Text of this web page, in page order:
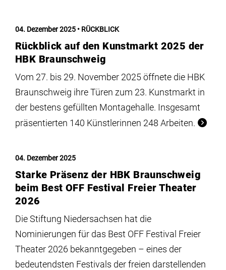
04. Dezember 2025 RÜCKBLICK
Rückblick auf den Kunstmarkt 2025 der
HBK Braunschweig
Vom 27. bis 29. November 2025 öffnete die HBK
Braunschweig ihre Türen zum 23. Kunstmarkt in
der bestens gefüllten Montagehalle. Insgesamt
präsentierten 140 Künstlerinnen 248 Arbeiten.
04. Dezember 2025
Starke Präsenz der HBK Braunschweig
beim Best OFF Festival Freier Theater
2026
Die Stiftung Niedersachsen hat die
Nominierungen für das Best OFF Festival Freier
Theater 2026 bekanntgegeben – eines der
bedeutendsten Festivals der freien darstellenden